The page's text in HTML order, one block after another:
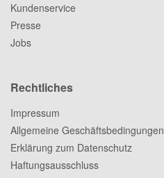
Kundenservice
Presse
Jobs
Rechtliches
Impressum
Allgemeine Geschäftsbedingungen
Erklärung zum Datenschutz
Haftungsausschluss